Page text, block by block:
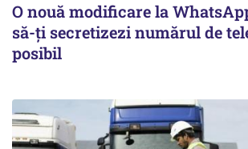
O nouă modificare la
să-ți secretizezi numărul de
posibil